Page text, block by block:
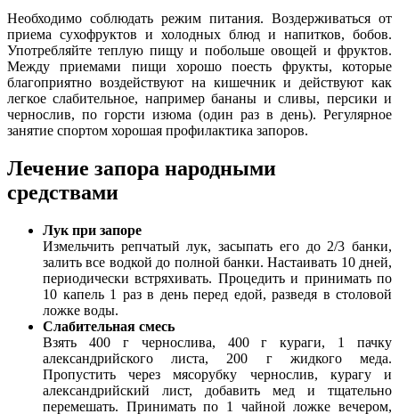
Необходимо соблюдать режим питания. Воздерживаться от
приема сухофруктов и холодных блюд и напитков, бобов.
Употребляйте теплую пищу и побольше овощей и фруктов.
Между приемами пищи хорошо поесть фрукты, которые
благоприятно воздействуют на кишечник и действуют как
легкое слабительное, например бананы и сливы, персики и
чернослив, по горсти изюма (один раз в день). Регулярное
занятие спортом хорошая профилактика запоров.
Лечение запора народными
средствами
Лук при запоре
Измельчить репчатый лук, засыпать его до 2/3 банки,
залить все водкой до полной банки. Настаивать 10 дней,
периодически встряхивать. Процедить и принимать по
10 капель 1 раз в день перед едой, разведя в столовой
ложке воды.
Слабительная смесь
Взять 400 г чернослива, 400 г кураги, 1 пачку
александрийского листа, 200 г жидкого меда.
Пропустить через мясорубку чернослив, курагу и
александрийский лист, добавить мед и тщательно
перемешать. Принимать по 1 чайной ложке вечером,